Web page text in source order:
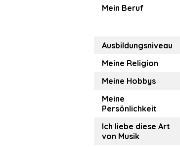
Mein Beruf
Ausbildungsniveau
Meine Religion
Meine Hobbys
Meine
Persönlichkeit
Ich liebe diese Art
von Musik